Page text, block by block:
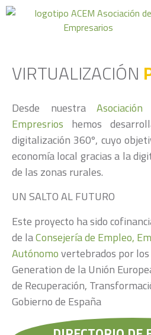
VIRTUALIZACIÓN
Desde nuestra
Empresrios hemos
digitalización 360º, cuyo
economía local gracias a la
de las zonas rurales.
UN SALTO AL FUTURO
Este proyecto ha sido
de laConsejería de Empleo,
Autónomovertebrados por
Generation de la Unión
de Recuperación,
Gobierno de España